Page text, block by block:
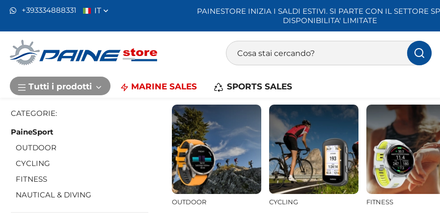
+393334888331 IT
PAINESTORE INIZIA I SALDI ESTIVI. SI PARTE CON IL SETTORE
DISPONIBILITA' LIMITATE
Tutti i prodotti MARINE SALES SPORTS SALES
Home PaineSport
CATEGORIE:
PaineSport
OUTDOOR
CYCLING
FITNESS
NAUTICAL & DIVING
PaineSport
Benvenuto nella categoria PAINESPORT. Nuova categoria dedicata a tutti gli
Recensioni : Voto medio : 5,0
Garmin Forerunner 965 Amoled Orologio -
GPS
Ottimo prodotto, negozio super veloce. Lo
consiglio a tutti
Garmin Fenix 8 Pro AMOLED -
Prodotto fantastico ad un
L’unica nota … nuotando in
dati ( tempi e distanze )
OUTDOOR CYCLING FITNESS